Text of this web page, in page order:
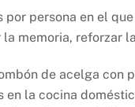
persona en el
memoria, reforzar
de acelga con
la cocina